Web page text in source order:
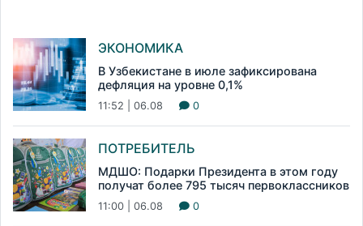
ЭКОНОМИКА
В Узбекистане в июле зафиксирована
дефляция на уровне 0,1%
11:52 | 06.08 0
ПОТРЕБИТЕЛЬ
МДШО: Подарки Президента в этом году
получат более 795 тысяч первоклассников
11:00 | 06.08 0